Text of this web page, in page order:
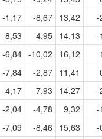
-1,17 -8,67 13,42
-
-8,53 -4,95 14,13
-
-6,84 -10,02 16,12
-7,84 -2,87 11,41
-4,17 -7,93 14,27
-
-2,04 -4,78 9,32
-
-7,09 -8,46 15,63
-